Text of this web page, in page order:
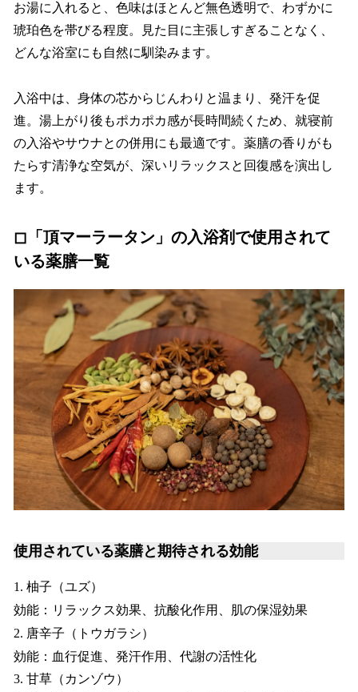
お湯に入れると、色味はほとんど無色透明で、わずかに
琥珀色を帯びる程度。見た目に主張しすぎることなく、
どんな浴室にも自然に馴染みます。
入浴中は、身体の芯からじんわりと温まり、発汗を促
進。湯上がり後もポカポカ感が長時間続くため、就寝前
の入浴やサウナとの併用にも最適です。薬膳の香りがも
たらす清浄な空気が、深いリラックスと回復感を演出し
ます。
◻︎「頂マーラータン」の入浴剤で使用されて
いる薬膳一覧
使用されている薬膳と期待される効能
1. 柚子（ユズ）
効能：リラックス効果、抗酸化作用、肌の保湿効果
2. 唐辛子（トウガラシ）
効能：​血行促進、発汗作用、代謝の活性化
3. 甘草（カンゾウ）